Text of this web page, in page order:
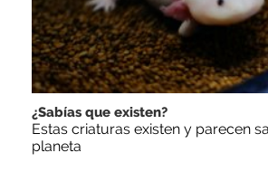
¿Sabías que existen?
Estas criaturas existen y parecen
planeta